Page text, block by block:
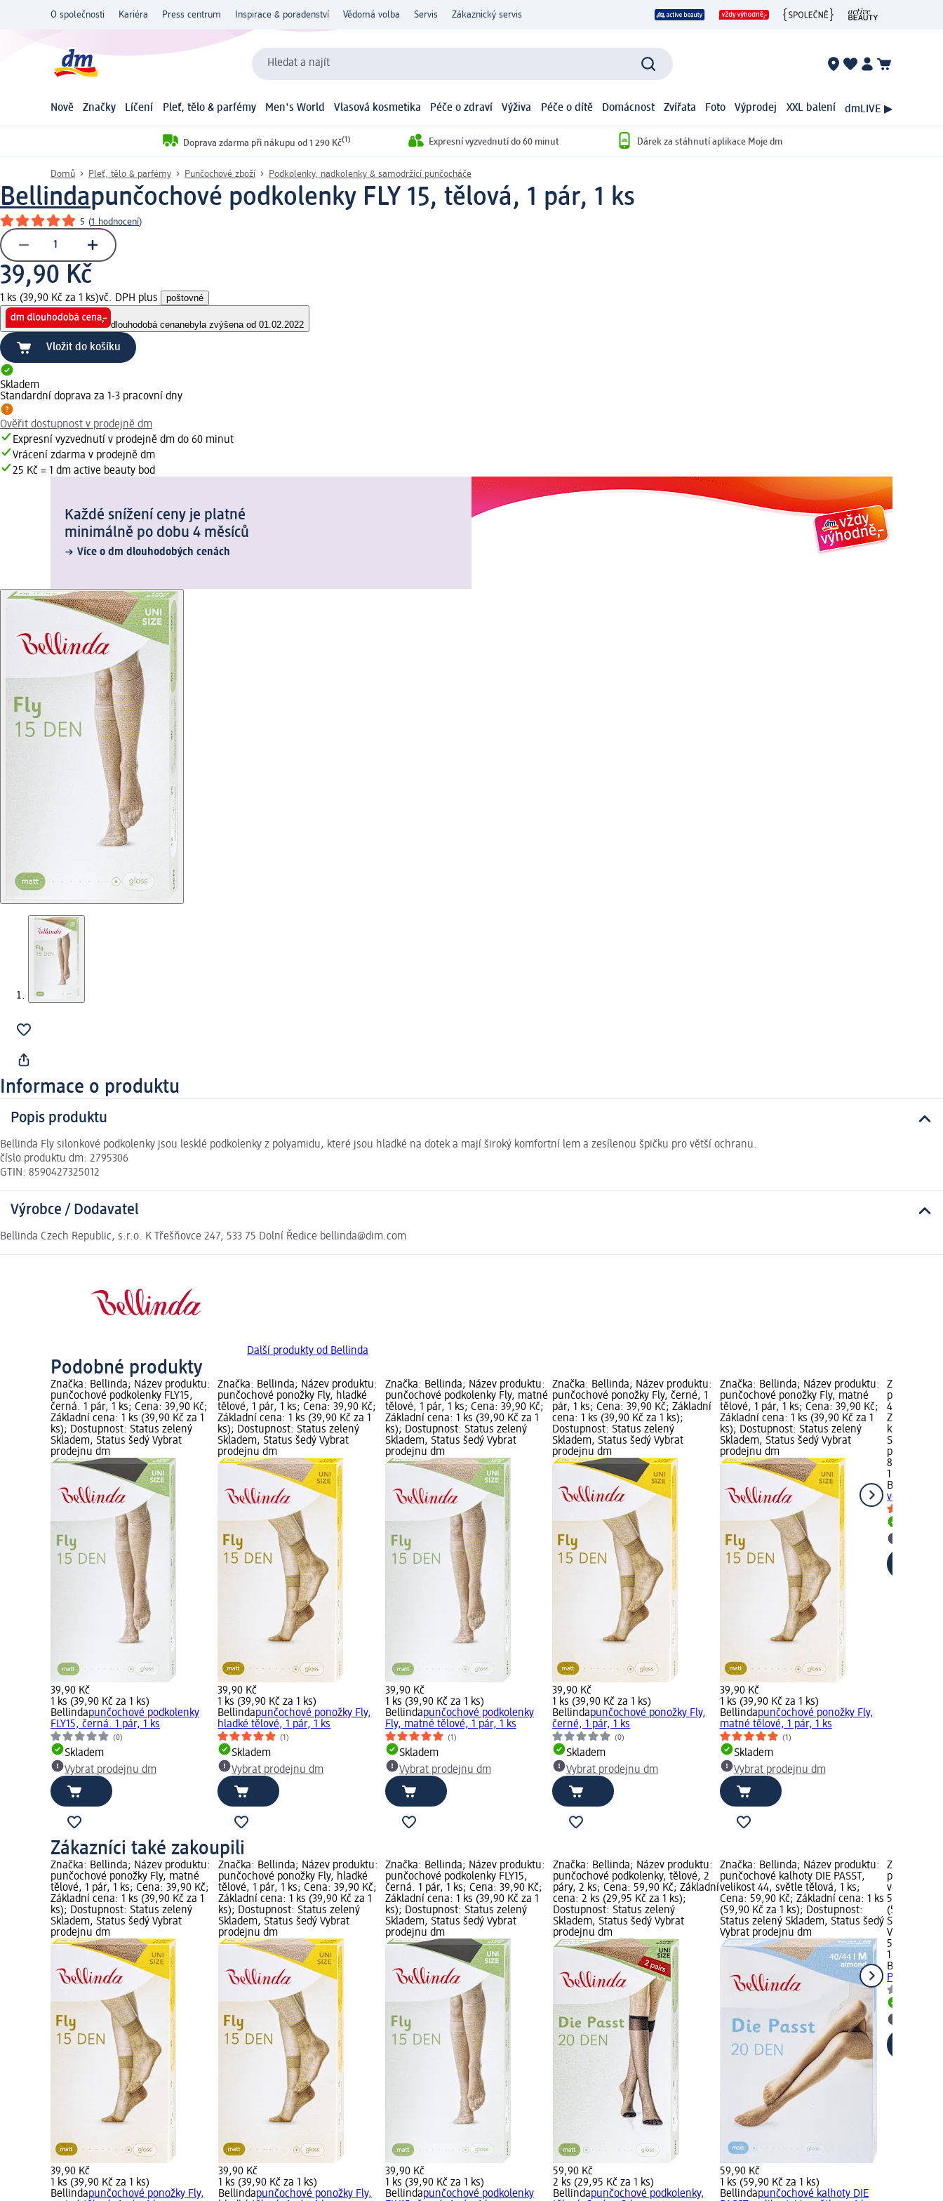
O společnosti Kariéra Press centrum Inspirace & poradenství Vědomá volba Servis Zákaznický servis
Hledat a najít
Nově Značky Líčení Pleť, tělo & parfémy Men's World Vlasová kosmetika Péče o zdraví Výživa Péče o dítě Domácnost Zvířata Foto Výprodej XXL balení dmLIVE ▶
Doprava zdarma při nákupu od 1 290 Kč(1) Expresní vyzvednutí do 60 minut Dárek za stáhnutí aplikace Moje dm
Domů Pleť, tělo & parfémy Punčochové zboží Podkolenky, nadkolenky & samodržící punčocháče
Bellindapunčochové podkolenky FLY 15, tělová, 1 pár, 1 ks
5 (1 hodnocení)
39,90 Kč
1 ks (39,90 Kč za 1 ks)vč. DPH plus poštovné
dlouhodobá cenanebyla zvýšena od 01.02.2022
Vložit do košíku
Skladem
Standardní doprava za 1-3 pracovní dny
Ověřit dostupnost v prodejně dm
Expresní vyzvednutí v prodejně dm do 60 minut
Vrácení zdarma v prodejně dm
25 Kč = 1 dm active beauty bod
Každé snížení ceny je platné
minimálně po dobu 4 měsíců
Více o dm dlouhodobých cenách
Informace o produktu
Popis produktu
Bellinda Fly silonkové podkolenky jsou lesklé podkolenky z polyamidu, které jsou hladké na dotek a mají široký komfortní lem a zesílenou špičku pro větší ochranu.
číslo produktu dm: 2795306
GTIN: 8590427325012
Výrobce / Dodavatel
Bellinda Czech Republic, s.r.o. K Třešňovce 247, 533 75 Dolní Ředice bellinda@dim.com
Další produkty od Bellinda
Podobné produkty
Značka: Bellinda; Název produktu:
punčochové podkolenky FLY15,
černá. 1 pár, 1 ks; Cena: 39,90 Kč;
Základní cena: 1 ks (39,90 Kč za 1
ks); Dostupnost: Status zelený
Skladem, Status šedý Vybrat
prodejnu dm
39,90 Kč
1 ks (39,90 Kč za 1 ks)
Bellindapunčochové podkolenky
FLY15, černá. 1 pár, 1 ks
(0)
Skladem
Vybrat prodejnu dm
Značka: Bellinda; Název produktu:
punčochové ponožky Fly, hladké
tělové, 1 pár, 1 ks; Cena: 39,90 Kč;
Základní cena: 1 ks (39,90 Kč za 1
ks); Dostupnost: Status zelený
Skladem, Status šedý Vybrat
prodejnu dm
39,90 Kč
1 ks (39,90 Kč za 1 ks)
Bellindapunčochové ponožky Fly,
hladké tělové, 1 pár, 1 ks
(1)
Skladem
Vybrat prodejnu dm
Značka: Bellinda; Název produktu:
punčochové podkolenky Fly, matné
tělové, 1 pár, 1 ks; Cena: 39,90 Kč;
Základní cena: 1 ks (39,90 Kč za 1
ks); Dostupnost: Status zelený
Skladem, Status šedý Vybrat
prodejnu dm
39,90 Kč
1 ks (39,90 Kč za 1 ks)
Bellindapunčochové podkolenky
Fly, matné tělové, 1 pár, 1 ks
(1)
Skladem
Vybrat prodejnu dm
Značka: Bellinda; Název produktu:
punčochové ponožky Fly, černé, 1
pár, 1 ks; Cena: 39,90 Kč; Základní
cena: 1 ks (39,90 Kč za 1 ks);
Dostupnost: Status zelený
Skladem, Status šedý Vybrat
prodejnu dm
39,90 Kč
1 ks (39,90 Kč za 1 ks)
Bellindapunčochové ponožky Fly,
černé, 1 pár, 1 ks
(0)
Skladem
Vybrat prodejnu dm
Značka: Bellinda; Název produktu:
punčochové ponožky Fly, matné
tělové, 1 pár, 1 ks; Cena: 39,90 Kč;
Základní cena: 1 ks (39,90 Kč za 1
ks); Dostupnost: Status zelený
Skladem, Status šedý Vybrat
prodejnu dm
39,90 Kč
1 ks (39,90 Kč za 1 ks)
Bellindapunčochové ponožky Fly,
matné tělové, 1 pár, 1 ks
(1)
Skladem
Vybrat prodejnu dm
Značka:
40, tělová,
Základní
ks);
Skladem,
prodejnu
89,90 Kč
1 ks (89,90
Bellinda
velikost 40,
Zákazníci také zakoupili
Značka: Bellinda; Název produktu:
punčochové ponožky Fly, matné
tělové, 1 pár, 1 ks; Cena: 39,90 Kč;
Základní cena: 1 ks (39,90 Kč za 1
ks); Dostupnost: Status zelený
Skladem, Status šedý Vybrat
prodejnu dm
39,90 Kč
1 ks (39,90 Kč za 1 ks)
Bellindapunčochové ponožky Fly,
Značka: Bellinda; Název produktu:
punčochové ponožky Fly, hladké
tělové, 1 pár, 1 ks; Cena: 39,90 Kč;
Základní cena: 1 ks (39,90 Kč za 1
ks); Dostupnost: Status zelený
Skladem, Status šedý Vybrat
prodejnu dm
39,90 Kč
1 ks (39,90 Kč za 1 ks)
Bellindapunčochové ponožky Fly,
Značka: Bellinda; Název produktu:
punčochové podkolenky FLY15,
černá. 1 pár, 1 ks; Cena: 39,90 Kč;
Základní cena: 1 ks (39,90 Kč za 1
ks); Dostupnost: Status zelený
Skladem, Status šedý Vybrat
prodejnu dm
39,90 Kč
1 ks (39,90 Kč za 1 ks)
Bellindapunčochové podkolenky
Značka: Bellinda; Název produktu:
punčochové podkolenky, tělové, 2
páry, 2 ks; Cena: 59,90 Kč; Základní
cena: 2 ks (29,95 Kč za 1 ks);
Dostupnost: Status zelený
Skladem, Status šedý Vybrat
prodejnu dm
59,90 Kč
2 ks (29,95 Kč za 1 ks)
Bellindapunčochové podkolenky,
Značka: Bellinda; Název produktu:
punčochové kalhoty DIE PASST,
velikost 44, světle tělová, 1 ks;
Cena: 59,90 Kč; Základní cena: 1 ks
(59,90 Kč za 1 ks); Dostupnost:
Status zelený Skladem, Status šedý
Vybrat prodejnu dm
59,90 Kč
1 ks (59,90 Kč za 1 ks)
Bellindapunčochové kalhoty DIE
Značka:
velikost 44,
59,90 Kč;
(59,90 Kč
Status
Vybrat
59,90 Kč
1 ks (59,90
Bellinda
PASST,